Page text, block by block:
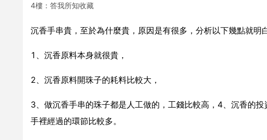
4樓：答我所知收藏
沉香手串貴，至於為什麼貴，原因是有很多，分析以下幾點就明
1、沉香原料本身就很貴，
2、沉香原料開珠子的耗料比較大，
3、做沉香手串的珠子都是人工做的，工錢比較高，4、沉香的
手裡經過的環節比較多。